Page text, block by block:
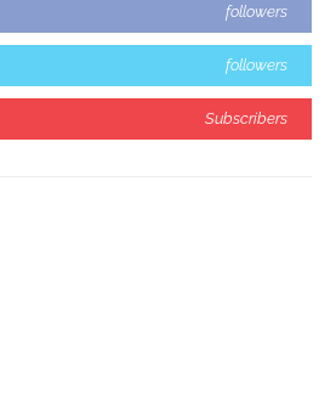
followers
followers
Subscribers